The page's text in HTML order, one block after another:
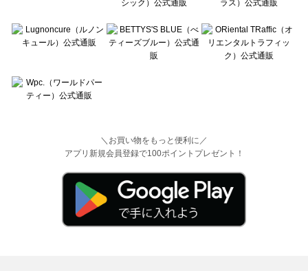
＼お買い物をもっと便利に／
アプリ新規会員登録で100ポイントプレゼント！